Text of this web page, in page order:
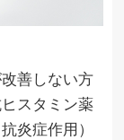
善しない方
スタミン薬
炎症作用）